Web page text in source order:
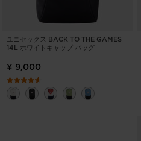
ユニセックス BACK TO THE GAMES
14L ホワイトキャップ バッグ
¥ 9,000